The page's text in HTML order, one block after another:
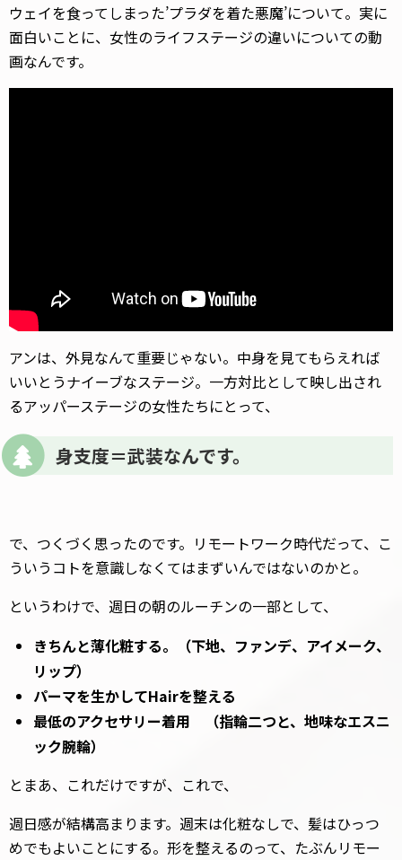
ウェイを食ってしまった’プラダを着た悪魔’について。実に
面白いことに、女性のライフステージの違いについての動
画なんです。
アンは、外見なんて重要じゃない。中身を見てもらえれば
いいとうナイーブなステージ。一方対比として映し出され
るアッパーステージの女性たちにとって、
身支度＝武装なんです。
で、つくづく思ったのです。リモートワーク時代だって、こ
ういうコトを意識しなくてはまずいんではないのかと。
というわけで、週日の朝のルーチンの一部として、
きちんと薄化粧する。（下地、ファンデ、アイメーク、
リップ）
パーマを生かしてHairを整える
最低のアクセサリー着用 （指輪二つと、地味なエスニ
ック腕輪）
とまあ、これだけですが、これで、
週日感が結構高まります。週末は化粧なしで、髪はひっつ
めでもよいことにする。形を整えるのって、たぶんリモー